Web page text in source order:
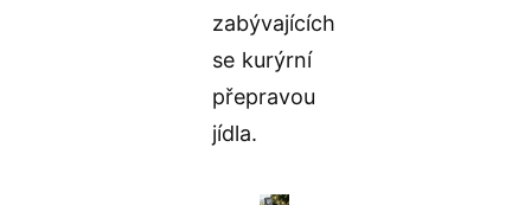
zabývajících
se kurýrní
přepravou
jídla.